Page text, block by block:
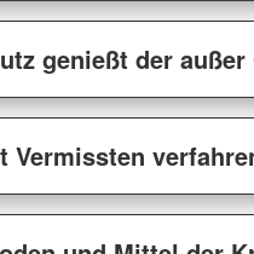
genießt der
Vermissten